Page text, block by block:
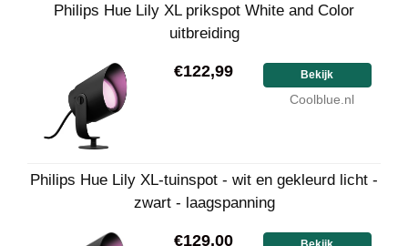
Philips Hue Lily XL prikspot White and Color
uitbreiding
€122,99 Bekijk
Coolblue.nl
Philips Hue Lily XL-tuinspot - wit en gekleurd licht -
zwart - laagspanning
€129,00